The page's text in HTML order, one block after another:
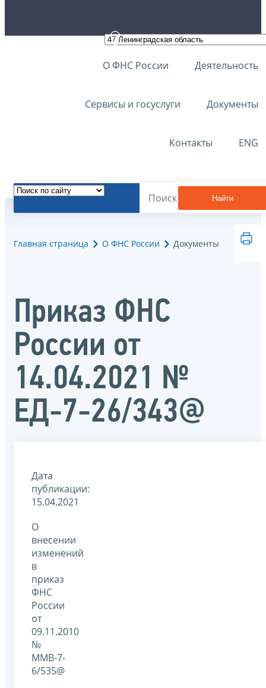
О ФНС России Деятельность
Сервисы и госуслуги Документы
Контакты ENG
Найти
Главная страница О ФНС России Документы
Приказ ФНС
России от
14.04.2021 №
ЕД-7-26/343@
Дата
публикации:
15.04.2021
О
внесении
изменений
в
приказ
ФНС
России
от
09.11.2010
№
ММВ-7-
6/535@